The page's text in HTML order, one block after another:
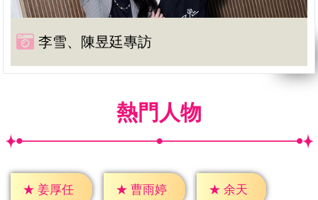
李雪、陳昱廷專訪
熱門人物
★ 姜厚任 ★ 曹雨婷 ★ 余天